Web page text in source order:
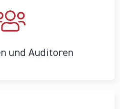
und Auditoren